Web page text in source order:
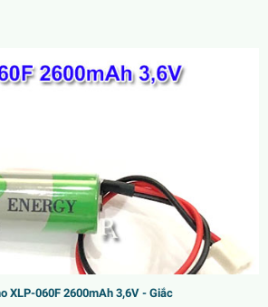
XLP-060F 2600mAh 3,6V - Giắc